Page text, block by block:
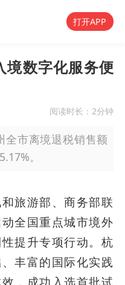
打开APP
境数字化服务便
阅读时长： 2分钟
全市离境退税销售额
。
旅游部、商务部联
全国重点城市境外
提升专项行动。杭
丰富的国际化实践